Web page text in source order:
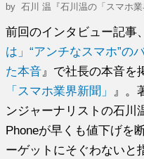
by石川 温『石川温の「スマホ業
前回のインタビュー記事
は」“アンチなスマホ”の
た本音 』で社長の本音を
「スマホ業界新聞」
』。
ンジャーナリストの石川
Phoneが早くも値下げを
ーゲットにそぐわないと